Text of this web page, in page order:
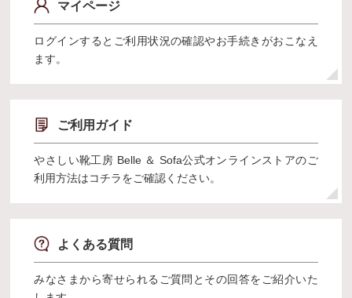
マイページ
ログインするとご利用状況の確認やお手続きがおこなえ
ます。
ご利用ガイド
やさしい靴工房 Belle ＆ Sofa公式オンラインストアのご
利用方法はコチラをご確認ください。
よくある質問
みなさまから寄せられるご質問とその回答をご紹介いた